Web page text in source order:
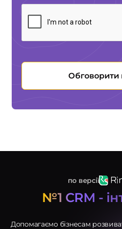
Послуги
Обговорити
по версії
№1 CRM -
Допомагаємо бізнесам